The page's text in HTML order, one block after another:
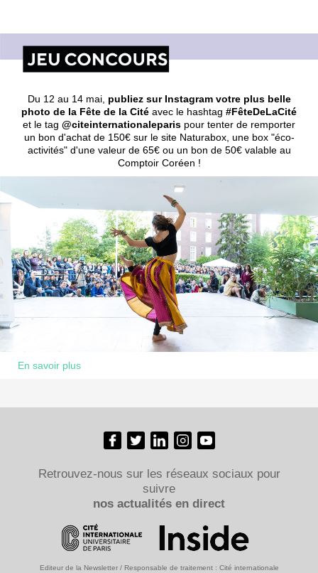
Du 12 au 14 mai, publiez sur Instagram votre plus belle
photo de la Fête de la Cité avec le hashtag #FêteDeLaCité
et le tag @citeinternationaleparis pour tenter de remporter
un bon d'achat de 150€ sur le site Naturabox, une box "éco-
activités" d'une valeur de 65€ ou un bon de 50€ valable au
Comptoir Coréen !
En savoir plus
Retrouvez-nous sur les réseaux sociaux pour
suivre
nos actualités en direct
Editeur de la Newsletter / Responsable de traitement : Cité internationale